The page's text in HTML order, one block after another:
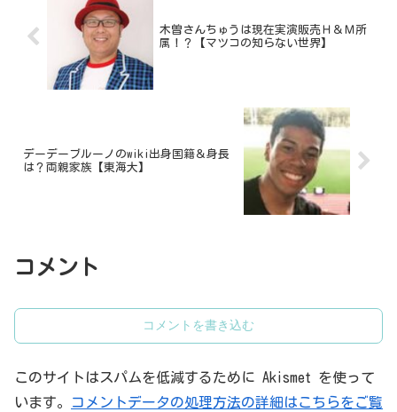
木曽さんちゅうは現在実演販売Ｈ＆Ｍ所
属！？【マツコの知らない世界】
デーデーブルーノのwiki出身国籍＆身長
は？両親家族【東海大】
コメント
コメントを書き込む
このサイトはスパムを低減するために Akismet を使って
います。
コメントデータの処理方法の詳細はこちらをご覧